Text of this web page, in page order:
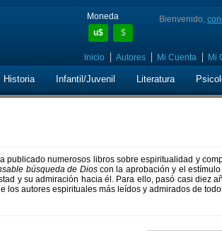
Moneda
u$
$
Bienvenido,
Inicio Autores Mi Cuenta Mi
Historia Infantil/Juvenil Literatura
publicado numerosos libros sobre espiritualidad y
búsqueda de Dioscon la aprobación y el
y su admiración hacia él. Para ello, pasó casi diez
los autores espirituales más leídos y admirados de